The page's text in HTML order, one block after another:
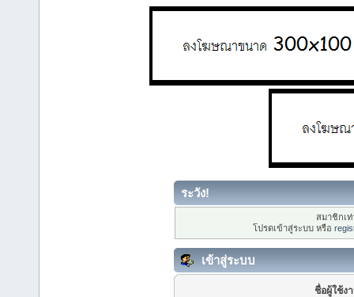
ระวัง!
สมาชิกเ
โปรดเข้าสู่ระบบ หรือ
เข้าสู่ระบบ
ชื่อผู้ใช้ง